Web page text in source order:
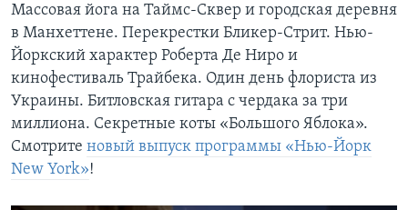
Массовая йога на Таймс-Сквер и городская деревня
в Манхеттене. Перекрестки Бликер-Стрит. Нью-
Йоркский характер Роберта Де Ниро и
кинофестиваль Трайбека. Один день флориста из
Украины. Битловская гитара с чердака за три
миллиона. Секретные коты «Большого Яблока».
Смотрите новый выпуск программы «Нью-Йорк
New York»!